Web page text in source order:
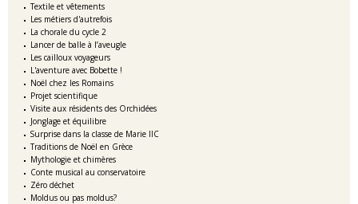
Textile et vêtements
Les métiers d'autrefois
La chorale du cycle 2
Lancer de balle à l’aveugle
Les cailloux voyageurs
L'aventure avec Bobette !
Noël chez les Romains
Projet scientifique
Visite aux résidents des Orchidées
Jonglage et équilibre
Surprise dans la classe de Marie IIC
Traditions de Noël en Grèce
Mythologie et chimères
Conte musical au conservatoire
Zéro déchet
Moldus ou pas moldus?